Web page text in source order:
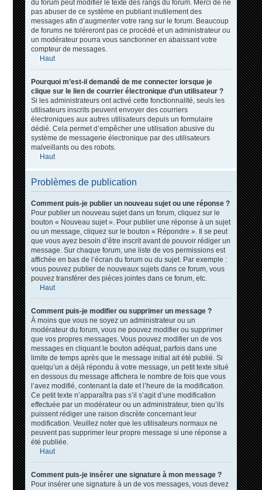
du forum peut modifier le texte des rangs du forum. Merci de ne
pas abuser de ce système en publiant inutilement des
messages afin d’augmenter votre rang sur le forum. Beaucoup
de forums ne toléreront pas ce procédé et un administrateur ou
un modérateur pourra vous sanctionner en abaissant votre
compteur de messages.
Haut
Pourquoi m’est-il demandé de me connecter lorsque je
clique sur le lien de courrier électronique d’un utilisateur ?
Si les administrateurs ont activé cette fonctionnalité, seuls les
utilisateurs inscrits peuvent envoyer des courriers
électroniques aux autres utilisateurs depuis un formulaire
dédié. Cela permet d’empêcher une utilisation abusive du
système de messagerie électronique par des utilisateurs
malveillants ou des robots.
Haut
Problèmes de publication
Comment puis-je publier un nouveau sujet ou une réponse ?
Pour publier un nouveau sujet dans un forum, cliquez sur le
bouton « Nouveau sujet ». Pour publier une réponse à un sujet
ou un message, cliquez sur le bouton « Répondre ». Il se peut
que vous ayez besoin d’être inscrit avant de pouvoir rédiger un
message. Sur chaque forum, une liste de vos permissions est
affichée en bas de l’écran du forum ou du sujet. Par exemple :
vous pouvez publier de nouveaux sujets dans ce forum, vous
pouvez transférer des pièces jointes dans ce forum, etc.
Haut
Comment puis-je modifier ou supprimer un message ?
À moins que vous ne soyez un administrateur ou un
modérateur du forum, vous ne pouvez modifier ou supprimer
que vos propres messages. Vous pouvez modifier un de vos
messages en cliquant le bouton adéquat, parfois dans une
limite de temps après que le message initial ait été publié. Si
quelqu’un a déjà répondu à votre message, un petit texte situé
en dessous du message affichera le nombre de fois que vous
l’avez modifié, contenant la date et l’heure de la modification.
Ce petit texte n’apparaîtra pas s’il s’agit d’une modification
effectuée par un modérateur ou un administrateur, bien qu’ils
puissent rédiger une raison discrète concernant leur
modification. Veuillez noter que les utilisateurs normaux ne
peuvent pas supprimer leur propre message si une réponse a
été publiée.
Haut
Comment puis-je insérer une signature à mon message ?
Pour insérer une signature à un de vos messages, vous devez